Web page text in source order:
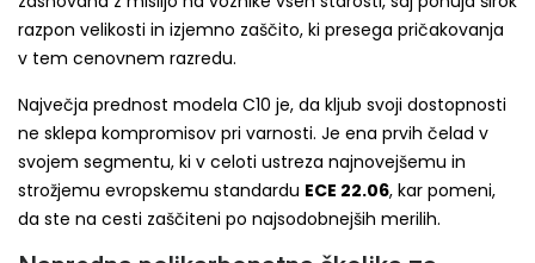
razpon velikosti in izjemno zaščito, ki presega pričakovanja
v tem cenovnem razredu.
Največja prednost modela C10 je, da kljub svoji dostopnosti
ne sklepa kompromisov pri varnosti. Je ena prvih čelad v
svojem segmentu, ki v celoti ustreza najnovejšemu in
strožjemu evropskemu standardu ECE 22.06, kar pomeni,
da ste na cesti zaščiteni po najsodobnejših merilih.